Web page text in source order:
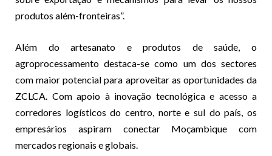
produtos além-fronteiras”.
Além do artesanato e produtos de saúde, o
agroprocessamento destaca-se como um dos sectores
com maior potencial para aproveitar as oportunidades da
ZCLCA. Com apoio à inovação tecnológica e acesso a
corredores logísticos do centro, norte e sul do país, os
empresários aspiram conectar Moçambique com
mercados regionais e globais.